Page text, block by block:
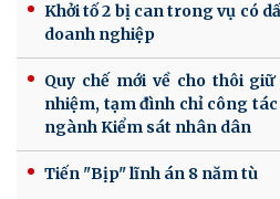
Khởi tố 2 bị can trong vụ có
doanh nghiệp
Quy chế mới về cho thôi
nhiệm, tạm đình chỉ công
ngành Kiểm sát nhân dân
Tiến "Bịp" lĩnh án 8 năm tù